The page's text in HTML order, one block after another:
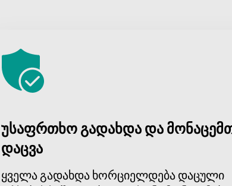
უსაფრთხო გადახდა და
დაცვა
ყველა გადახდა ხორციელდება დაცული